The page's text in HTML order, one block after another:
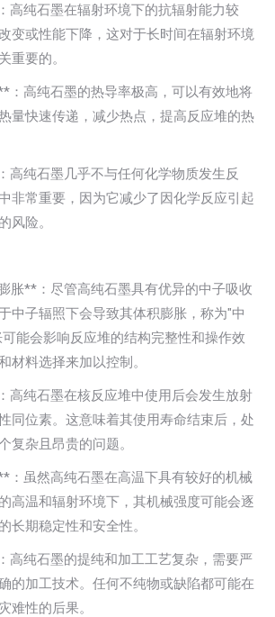
高纯石墨在辐射环境下的抗辐射能力较
变或性能下降，这对于长时间在辐射环境
重要的。
：高纯石墨的热导率极高，可以有效地将
量快速传递，减少热点，提高反应堆的热
高纯石墨几乎不与任何化学物质发生反
非常重要，因为它减少了因化学反应引起
风险。
胀**：尽管高纯石墨具有优异的中子吸收
中子辐照下会导致其体积膨胀，称为"中
能会影响反应堆的结构完整性和操作效
材料选择来加以控制。
高纯石墨在核反应堆中使用后会发生放射
同位素。这意味着其使用寿命结束后，处
复杂且昂贵的问题。
：虽然高纯石墨在高温下具有较好的机械
高温和辐射环境下，其机械强度可能会逐
长期稳定性和安全性。
高纯石墨的提纯和加工工艺复杂，需要严
的加工技术。任何不纯物或缺陷都可能在
难性的后果。